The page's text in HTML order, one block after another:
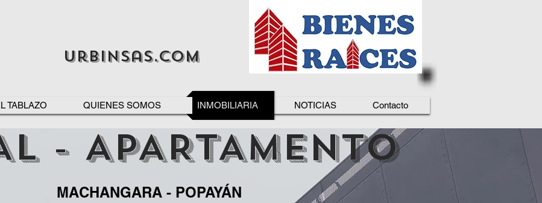
urbinsas.com
TABLAZO QUIENES SOMOS INMOBILIARIA NOTICIAS Contacto
- APARTAMENTO
MACHANGARA - POPAYÁN